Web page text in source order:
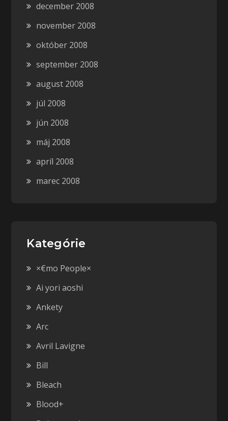
december 2008
november 2008
október 2008
september 2008
august 2008
júl 2008
jún 2008
máj 2008
apríl 2008
marec 2008
Kategórie
×€mo People×
Ai yori aoshi
Ankety
Arc
Avril Lavigne
Bill
Bleach
Blood+